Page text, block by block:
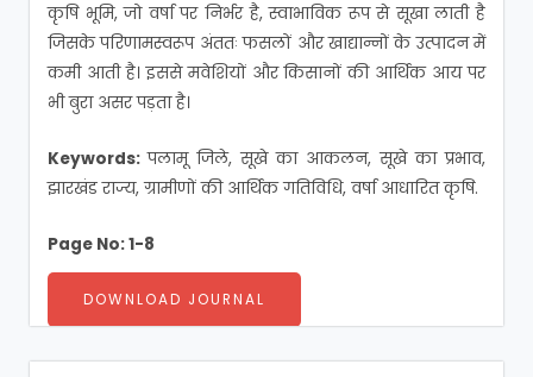
कृषि भूमि, जो वर्षा पर निर्भर है, स्वाभाविक रूप से सूखा लाती है
जिसके परिणामस्वरूप अंततः फसलों और खाद्यान्नों के उत्पादन में
कमी आती है।इससे मवेशियों और किसानों की आर्थिक आय पर
भी बुरा असर पड़ता है।
Keywords:पलामू जिले, सूखे का आकलन, सूखे का प्रभाव,
झारखंड राज्य, ग्रामीणों की आर्थिक गतिविधि, वर्षा आधारित कृषि.
Page No: 1-8
DOWNLOAD JOURNAL